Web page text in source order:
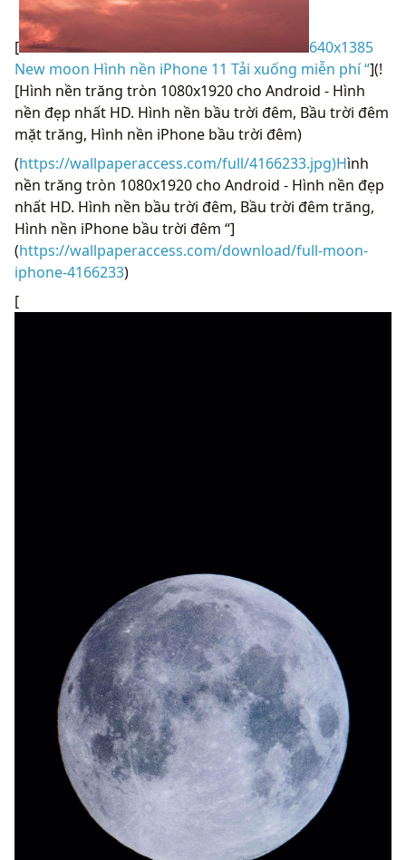
[
640x1385
New moon Hình nền iPhone 11 Tải xuống miễn phí “](!
[Hình nền trăng tròn 1080x1920 cho Android - Hình
nền đẹp nhất HD. Hình nền bầu trời đêm, Bầu trời đêm
mặt trăng, Hình nền iPhone bầu trời đêm)
(https://wallpaperaccess.com/full/4166233.jpg)Hình
nền trăng tròn 1080x1920 cho Android - Hình nền đẹp
nhất HD. Hình nền bầu trời đêm, Bầu trời đêm trăng,
Hình nền iPhone bầu trời đêm “]
(https://wallpaperaccess.com/download/full-moon-
iphone-4166233)
[